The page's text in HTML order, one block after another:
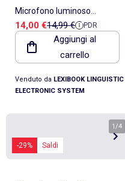
Microfono luminoso
miracoloso con melodie ed
effetti sonori
Prezzo di vendita
14,00 €Prezzo di riferimento
14,99 € PDR
Aggiungi al
carrello
Venduto da LEXIBOOK LINGUISTIC
ELECTRONIC SYSTEM
-29% Saldi
1 /4